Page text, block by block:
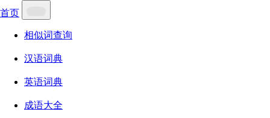
首页
相似词查询
汉语词典
英语词典
成语大全